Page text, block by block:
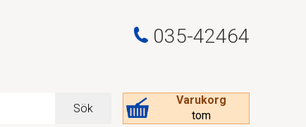
035-42464
Varukorg
tom
Sök